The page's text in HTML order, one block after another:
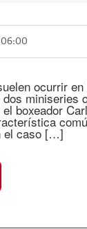
06:00
ocurrir
miniseries
boxeador
el caso […]